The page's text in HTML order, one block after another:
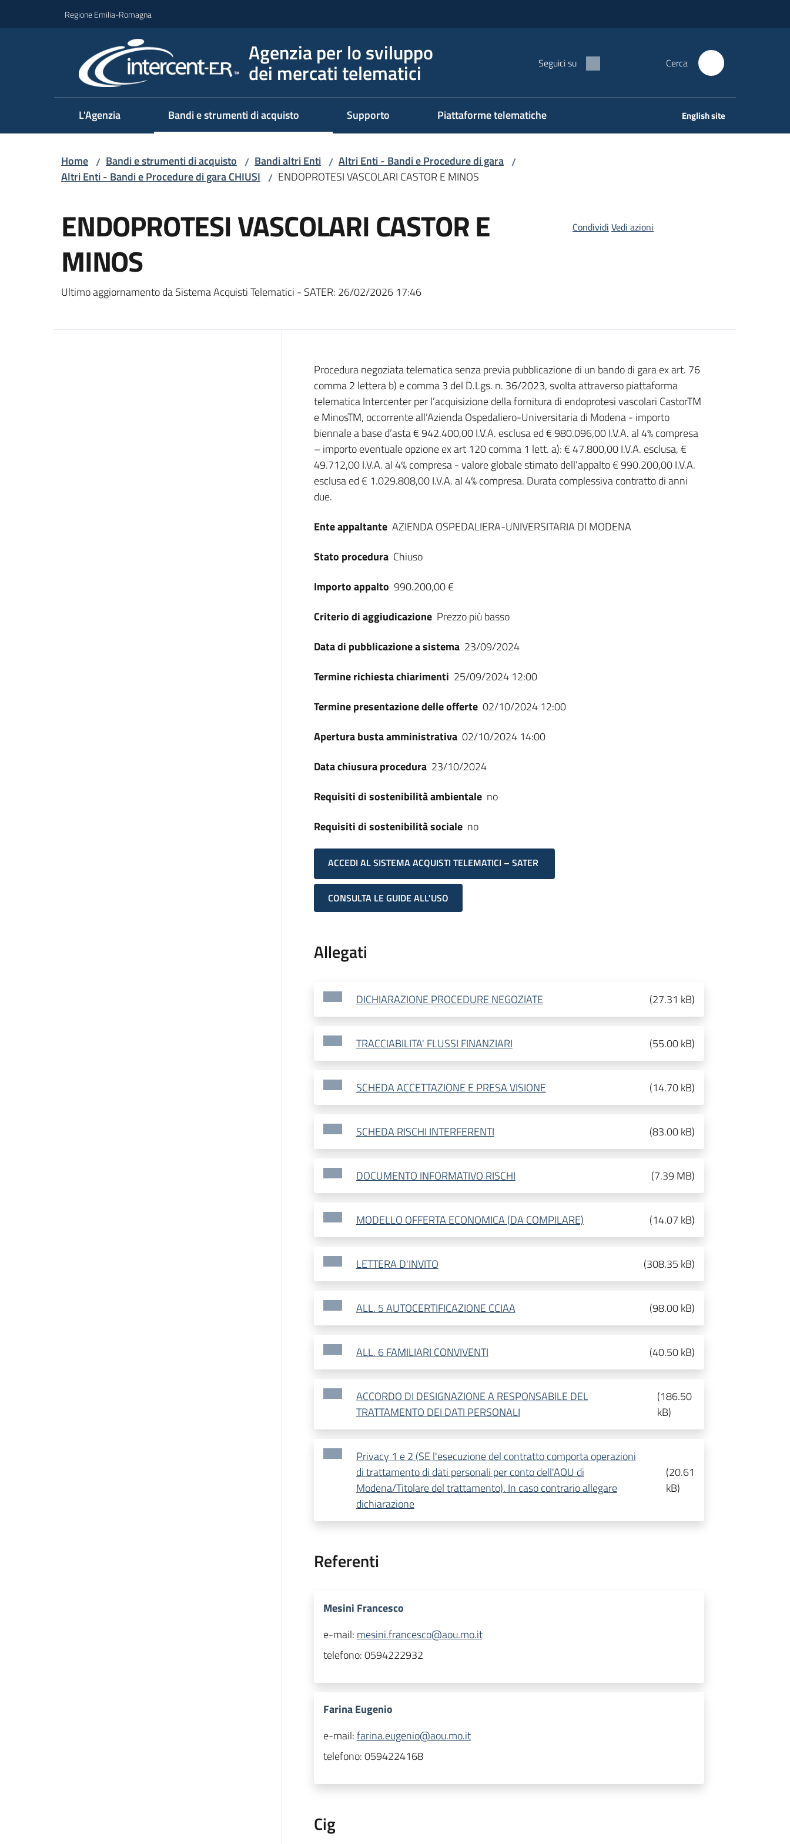
Regione Emilia-Romagna
Agenzia per lo sviluppo
dei mercati telematici Seguici su Cerca
L'Agenzia Bandi e strumenti di acquisto Supporto Piattaforme telematiche English site
Home / Bandi e strumenti di acquisto / Bandi altri Enti / Altri Enti - Bandi e Procedure di gara /
Altri Enti - Bandi e Procedure di gara CHIUSI / ENDOPROTESI VASCOLARI CASTOR E MINOS
ENDOPROTESI VASCOLARI CASTOR E
MINOS
Ultimo aggiornamento da Sistema Acquisti Telematici - SATER: 26/02/2026 17:46
Condividi Vedi azioni
Dati del bando
Procedura negoziata telematica senza previa pubblicazione di un bando di gara ex art. 76
comma 2 lettera b) e comma 3 del D.Lgs. n. 36/2023, svolta attraverso piattaforma
telematica Intercenter per l’acquisizione della fornitura di endoprotesi vascolari CastorTM
e MinosTM, occorrente all’Azienda Ospedaliero-Universitaria di Modena - importo
biennale a base d’asta € 942.400,00 I.V.A. esclusa ed € 980.096,00 I.V.A. al 4% compresa
– importo eventuale opzione ex art 120 comma 1 lett. a): € 47.800,00 I.V.A. esclusa, €
49.712,00 I.V.A. al 4% compresa - valore globale stimato dell’appalto € 990.200,00 I.V.A.
esclusa ed € 1.029.808,00 I.V.A. al 4% compresa. Durata complessiva contratto di anni
due.
Ente appaltante AZIENDA OSPEDALIERA-UNIVERSITARIA DI MODENA
Stato procedura Chiuso
Importo appalto 990.200,00 €
Criterio di aggiudicazione Prezzo più basso
Data di pubblicazione a sistema 23/09/2024
Termine richiesta chiarimenti 25/09/2024 12:00
Termine presentazione delle offerte 02/10/2024 12:00
Apertura busta amministrativa 02/10/2024 14:00
Data chiusura procedura 23/10/2024
Requisiti di sostenibilità ambientale no
Requisiti di sostenibilità sociale no
ACCEDI AL SISTEMA ACQUISTI TELEMATICI – SATER
CONSULTA LE GUIDE ALL'USO
Allegati
DICHIARAZIONE PROCEDURE NEGOZIATE (27.31 kB)
TRACCIABILITA' FLUSSI FINANZIARI (55.00 kB)
SCHEDA ACCETTAZIONE E PRESA VISIONE (14.70 kB)
SCHEDA RISCHI INTERFERENTI (83.00 kB)
DOCUMENTO INFORMATIVO RISCHI (7.39 MB)
MODELLO OFFERTA ECONOMICA (DA COMPILARE) (14.07 kB)
LETTERA D'INVITO (308.35 kB)
ALL. 5 AUTOCERTIFICAZIONE CCIAA (98.00 kB)
ALL. 6 FAMILIARI CONVIVENTI (40.50 kB)
ACCORDO DI DESIGNAZIONE A RESPONSABILE DEL
TRATTAMENTO DEI DATI PERSONALI
(186.50
kB)
Privacy 1 e 2 (SE l'esecuzione del contratto comporta operazioni
di trattamento di dati personali per conto dell'AOU di
Modena/Titolare del trattamento). In caso contrario allegare
dichiarazione
(20.61
kB)
Referenti
Mesini Francesco
e-mail: mesini.francesco@aou.mo.it
telefono:0594222932
Farina Eugenio
e-mail:farina.eugenio@aou.mo.it
telefono:0594224168
Cig